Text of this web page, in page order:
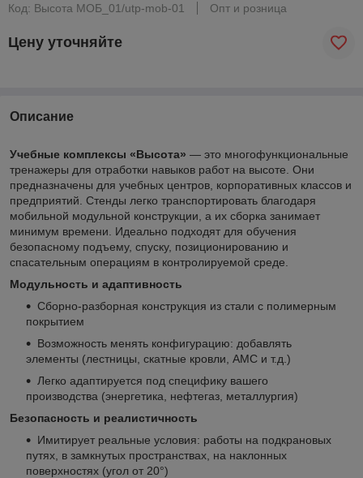
Код: Высота МОБ_01/utp-mob-01
Опт и розница
Цену уточняйте
Описание
Учебные комплексы «Высота» — это многофункциональные
тренажеры для отработки навыков работ на высоте. Они
предназначены для учебных центров, корпоративных классов и
предприятий. Стенды легко транспортировать благодаря
мобильной модульной конструкции, а их сборка занимает
минимум времени. Идеально подходят для обучения
безопасному подъему, спуску, позиционированию и
спасательным операциям в контролируемой среде.
Модульность и адаптивность
Сборно-разборная конструкция из стали с полимерным
покрытием
Возможность менять конфигурацию: добавлять
элементы (лестницы, скатные кровли, АМС и т.д.)
Легко адаптируется под специфику вашего
производства (энергетика, нефтегаз, металлургия)
Безопасность и реалистичность
Имитирует реальные условия: работы на подкрановых
путях, в замкнутых пространствах, на наклонных
поверхностях (угол от 20°)